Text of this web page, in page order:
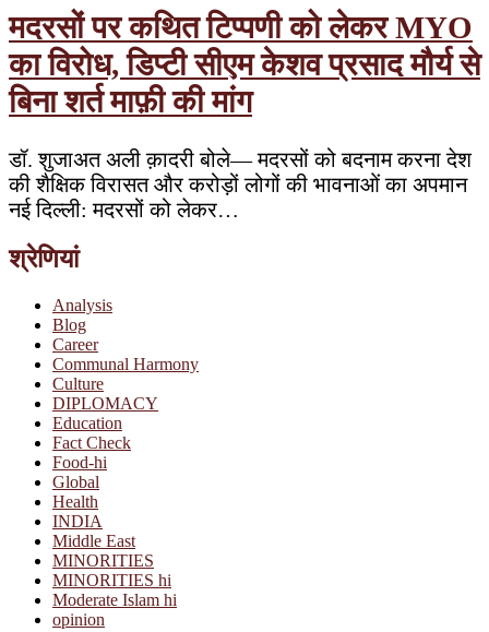
मदरसों पर कथित टिप्पणी को लेकर MYO
का विरोध, डिप्टी सीएम केशव प्रसाद मौर्य से
बिना शर्त माफ़ी की मांग
डॉ. शुजाअत अली क़ादरी बोले— मदरसों को बदनाम करना देश
की शैक्षिक विरासत और करोड़ों लोगों की भावनाओं का अपमान
नई दिल्ली: मदरसों को लेकर…
श्रेणियां
Analysis
Blog
Career
Communal Harmony
Culture
DIPLOMACY
Education
Fact Check
Food-hi
Global
Health
INDIA
Middle East
MINORITIES
MINORITIES hi
Moderate Islam hi
opinion